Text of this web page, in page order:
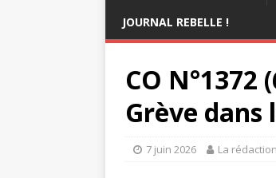
JOURNAL REBELLE !
CO N°1372
Grève dans
7 juin 2026 La rédaction